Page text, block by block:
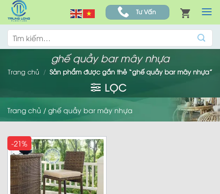
Skip
content
Tư Vấn
Tìm
kiếm:
ghế quầy bar mây nhựa
Trang chủ / Sản phẩm được gắn thẻ “ghế quầy bar mây nhựa”
LỌC
Trang chủ / ghế quầy bar mây nhựa
-21%